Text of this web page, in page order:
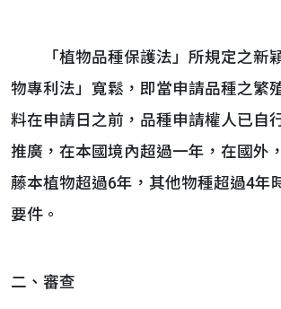
「植物品種保護法」所規定之新
物專利法」寬鬆，即當申請品種之繁
料在申請日之前，品種申請權人已自
推廣，在本國境內超過一年，在國外
藤本植物超過6年，其他物種超過4年
要件。
二、審查